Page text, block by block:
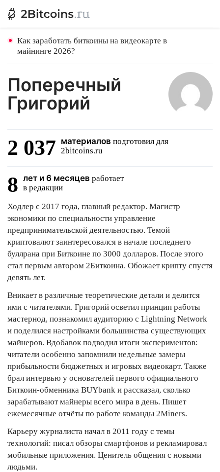
Как заработать биткоины на видеокарте в
майнинге 2026?
Поперечный
Григорий
2 037 материалов подготовил для
2bitcoins.ru
8 лет и 6 месяцев работает
в редакции
Ходлер с 2017 года, главный редактор. Магистр
экономики по специальности управление
предпринимательской деятельностью. Темой
криптовалют заинтересовался в начале последнего
буллрана при Биткоине по 3000 долларов. После этого
стал первым автором 2Биткоина. Обожает крипту спустя
девять лет.
Вникает в различные теоретические детали и делится
ими с читателями. Григорий осветил принцип работы
мастернод, познакомил аудиторию с Lightning Network
и поделился настройками большинства существующих
майнеров. Вдобавок подводил итоги экспериментов:
читатели особенно запомнили недельные замеры
прибыльности бюджетных и игровых видеокарт. Также
брал интервью у основателей первого официального
Биткоин-обменника BUYbank и рассказал, сколько
зарабатывают майнеры всего мира в день. Пишет
ежемесячные отчёты по работе команды 2Miners.
Карьеру журналиста начал в 2011 году с темы
технологий: писал обзоры смартфонов и рекламировал
мобильные приложения. Ценитель общения с новыми
людьми.